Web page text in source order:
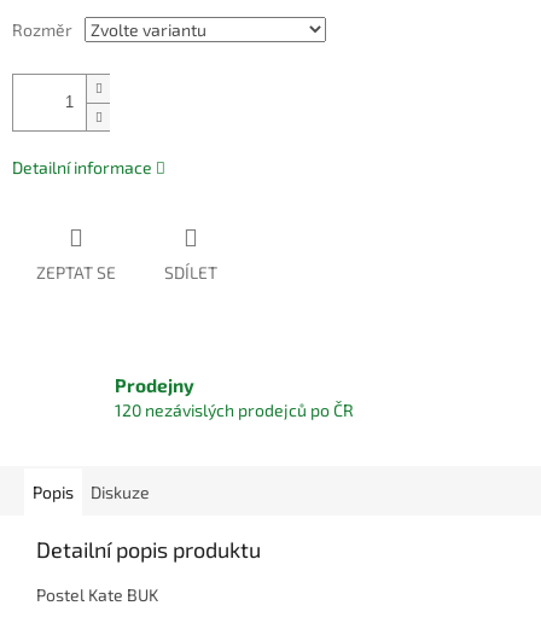
cena:
Rozměr
Detailní informace
ZEPTAT SE SDÍLET
Prodejny
120 nezávislých prodejců po ČR
Popis Diskuze
Detailní popis produktu
Postel Kate BUK